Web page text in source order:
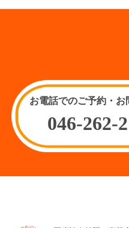
お電話でのご予約・お
046-262-